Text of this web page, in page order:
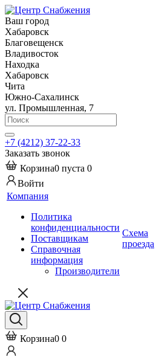
Ваш город
Хабаровск
Благовещенск
Владивосток
Находка
Хабаровск
Чита
Южно-Сахалинск
ул. Промышленная, 7
+7 (4212) 37-22-33
Заказать звонок
Корзина0 пуста 0
Войти
Компания
Политика
конфиденциальности
Поставщикам
Справочная
информация
Производители
Схема
проезда
Корзина0 0